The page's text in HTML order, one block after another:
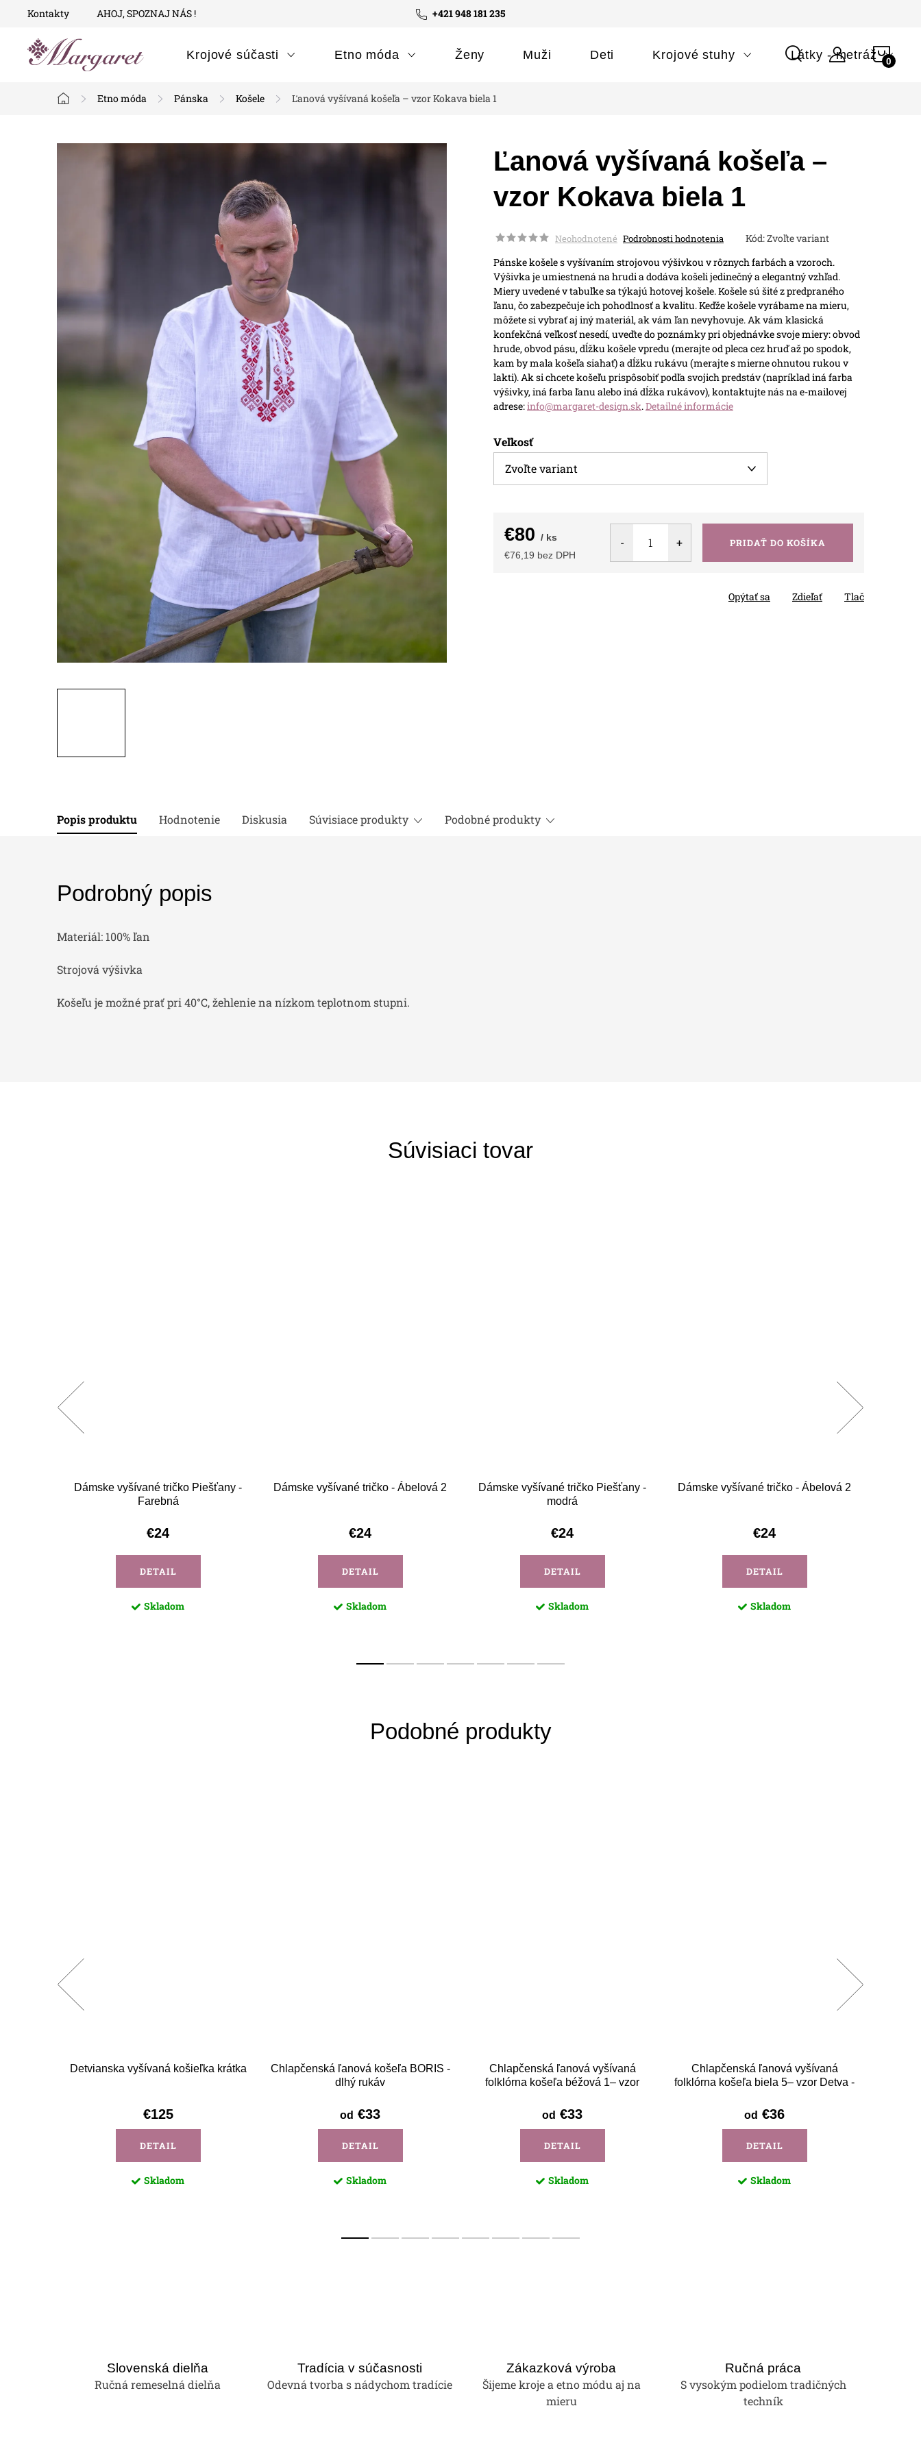
Prejsť
+421 948 181 235
Kontakty AHOJ, SPOZNAJ NÁS !
Krojové súčasti Etno móda Ženy Muži Deti Krojové stuhy Látky - metráž
Domov
Etno móda Pánska Košele Ľanová vyšívaná košeľa – vzor Kokava biela 1
Ľanová vyšívaná košeľa –
vzor Kokava biela 1
Neohodnotené Podrobnosti hodnotenia Kód:Zvoľte variant
Pánske košele s vyšívaním strojovou výšivkou v rôznych farbách a vzoroch.
Výšivka je umiestnená na hrudi a dodáva košeli jedinečný a elegantný vzhľad.
Miery uvedené v tabuľke sa týkajú hotovej košele.Košele sú šité z predpraného
ľanu, čo zabezpečuje ich pohodlnosť a kvalitu.Keďže košele vyrábame na mieru,
môžete si vybrať aj iný materiál, ak vám ľan nevyhovuje. Ak vám klasická
konfekčná veľkosť nesedí, uveďte do poznámky pri objednávke svoje miery: obvod
hrude, obvod pásu, dĺžku košele vpredu (merajte od pleca cez hruď až po spodok,
kam by mala košeľa siahať) a dĺžku rukávu (merajte s mierne ohnutou rukou v
lakti). Ak si chcete košeľu prispôsobiť podľa svojich predstáv (napríklad iná farba
výšivky, iná farba ľanu alebo iná dĺžka rukávov), kontaktujte nás na e-mailovej
adrese:info@margaret-design.sk.Detailné informácie
Veľkosť
€80 / ks
€76,19 bez DPH
PRIDAŤ DO KOŠÍKA
Tlač
Opýtať sa Zdieľať
Popis produktu Hodnotenie Diskusia Súvisiace produkty Podobné produkty
Podrobný popis
Materiál: 100% ľan
Strojová výšivka
Košeľu je možné prať pri 40°C, žehlenie na nízkom teplotnom stupni.
Súvisiaci tovar
Dámske vyšívané tričko Piešťany -
Farebná
€24
DETAIL
Skladom
Dámske vyšívané tričko - Ábelová 2
€24
DETAIL
Skladom
Dámske vyšívané tričko Piešťany -
modrá
€24
DETAIL
Skladom
Dámske vyšívané tričko - Ábelová 2
€24
DETAIL
Skladom
Detvianska vyšívaná košieľka krátka
€125
DETAIL
Skladom
Chlapčenská ľanová košeľa BORIS -
dlhý rukáv
od €33
DETAIL
Skladom
Chlapčenská ľanová vyšívaná
folklórna košeľa béžová 1– vzor
od €33
DETAIL
Skladom
Chlapčenská ľanová vyšívaná
folklórna košeľa biela 5– vzor Detva -
od €36
DETAIL
Skladom
Slovenská dielňa
Ručná remeselná dielňa
Tradícia v súčasnosti
Odevná tvorba s nádychom tradície
Zákazková výroba
Šijeme kroje a etno módu aj na
mieru
Ručná práca
S vysokým podielom tradičných
techník